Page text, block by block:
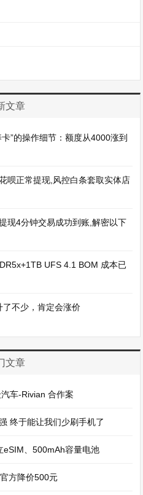
文章
”的操作细节：额度从4000涨到
呗正常提现,风控白条套取实体店
现4分钟交易成功到账,解密以下
UFS 4.1 BOM 成本已
不少，肯定会涨价
文章
车-Rivian 合作案
终于能让我们少刷手机了
eSIM、500mAh容量电池
方降价500元